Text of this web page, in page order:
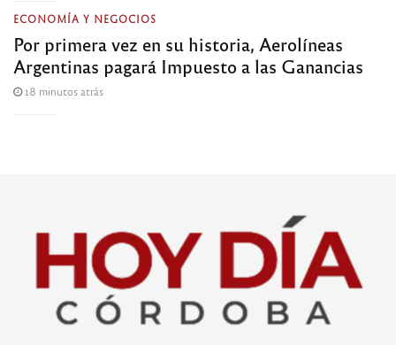
ECONOMÍA Y NEGOCIOS
Por primera vez en su historia, Aerolíneas
Argentinas pagará Impuesto a las Ganancias
18 minutos atrás